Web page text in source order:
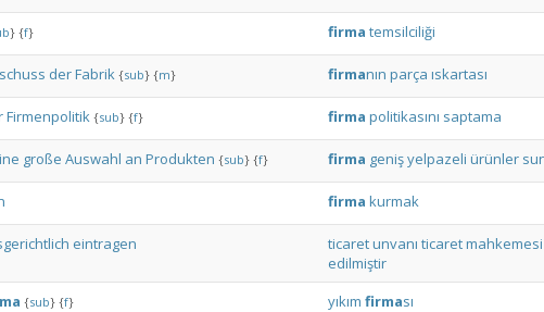
} {f} firma temsilciliği
derFabrik {sub} {m} firmanın parça ıskartası
Firmenpolitik {sub} {f} firma politikasını saptama
große Auswahl an Produkten {sub} {f} firma genişyelpazeli ürünler
firma kurmak
eintragen ticaretunvanı ticaretmahkemesi
edilmiştir
{sub} {f} yıkım firması